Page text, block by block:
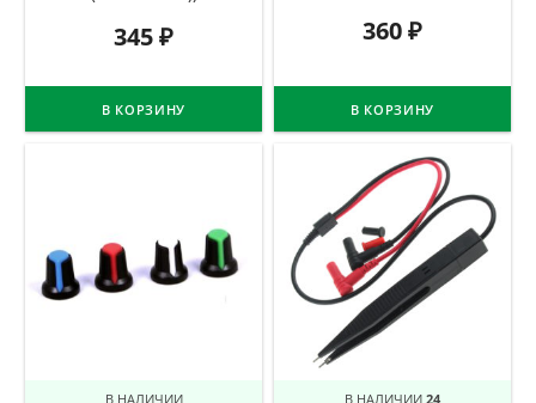
345₽
В КОРЗИНУ
360₽
В КОРЗИНУ